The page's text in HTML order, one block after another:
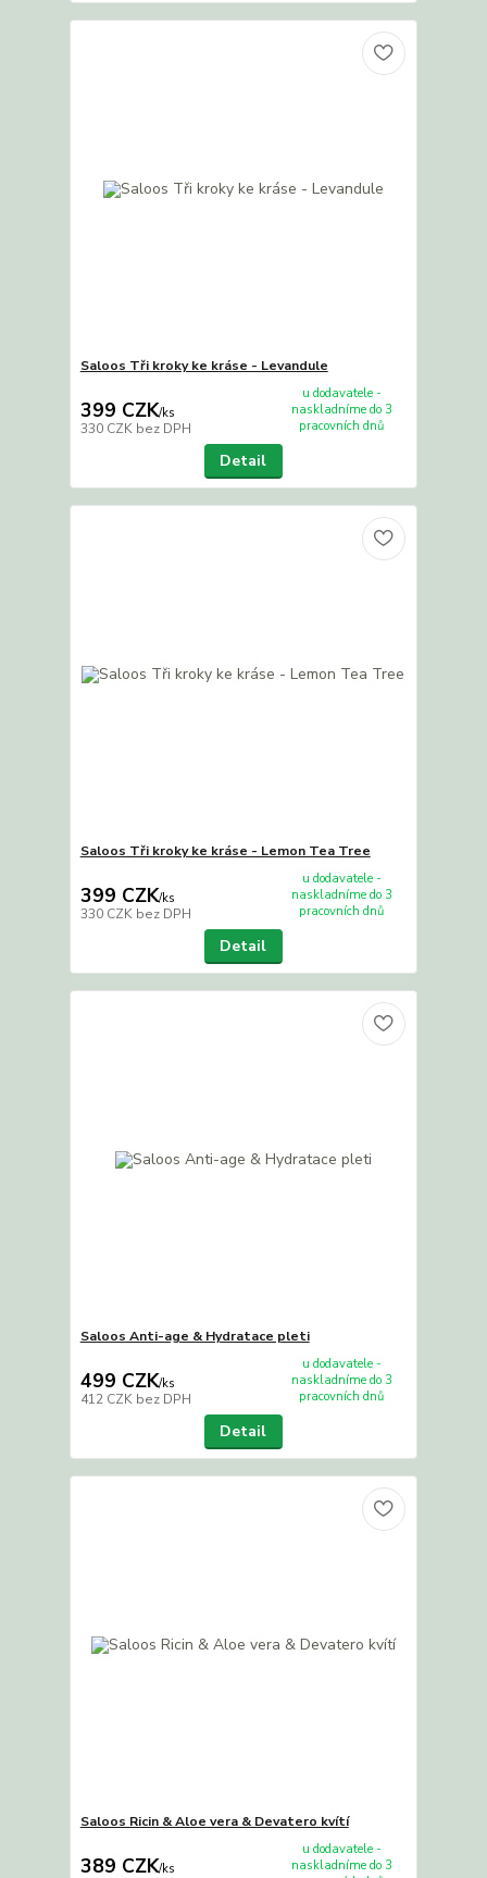
Saloos Tři kroky ke kráse - Levandule
399 CZK/ks
330 CZK bez DPH
u dodavatele -
naskladníme do 3
pracovních dnů
Detail
Saloos Tři kroky ke kráse - Lemon Tea Tree
399 CZK/ks
330 CZK bez DPH
u dodavatele -
naskladníme do 3
pracovních dnů
Detail
Saloos Anti-age & Hydratace pleti
499 CZK/ks
412 CZK bez DPH
u dodavatele -
naskladníme do 3
pracovních dnů
Detail
Saloos Ricin & Aloe vera & Devatero kvítí
389 CZK/ks
u dodavatele -
naskladníme do 3